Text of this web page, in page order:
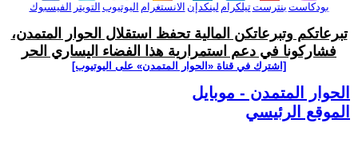
الفيسبوك التويتر اليوتيوب الانستغرام لينكدإن تيلكرامبنترست بودكاست
تبرعاتكم وتبرعاتكن المالية تحفظ استقلال الحوار المتمدن،
فشاركونا في دعم استمرارية هذا الفضاء اليساري الحر
[اشترك في قناة ‫«الحوار المتمدن» على اليوتيوب]
الحوار المتمدن - موبايل
الموقع الرئيسي